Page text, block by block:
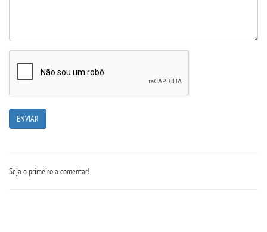
LOGIN
WEBMAIL
Seja o primeiro a comentar!